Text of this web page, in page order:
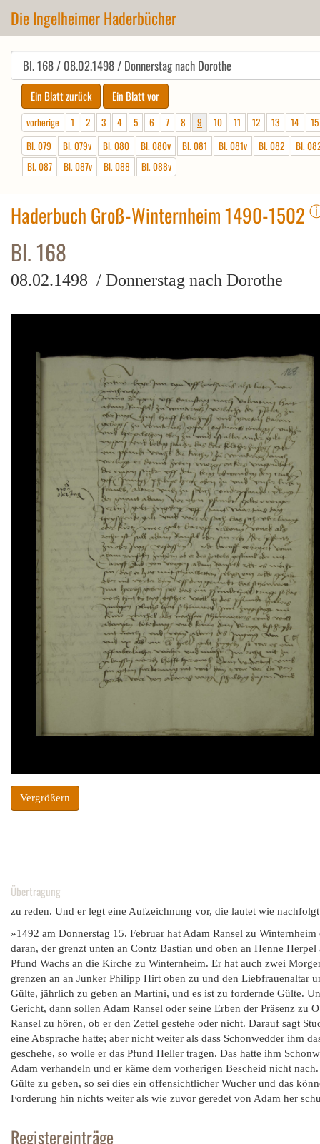
Die Ingelheimer Haderbücher
vorherige 1 2 3 4 5 6 7 8 9 10 11 12 13 14
15
Bl. 079
Bl. 079v Bl. 080 Bl. 080v Bl. 081 Bl. 081v Bl. 082
Bl.
Bl. 087
Bl. 087v Bl. 088 Bl. 088v
Haderbuch Groß-Winternheim 1490-1502
Bl. 168
08.02.1498 / Donnerstag nach Dorothe
Vergrößern
Übertragung
zu reden. Und er legt eine Aufzeichnung vor, die lautet wie
»1492 am Donnerstag 15. Februar hat Adam Ransel zu
daran, der grenzt unten an Contz Bastian und oben an Henne
Pfund Wachs an die Kirche zu Winternheim. Er hat auch zwei
grenzen an an Junker Philipp Hirt oben zu und den Liebfrauenaltar
Gülte, jährlich zu geben an Martini, und es ist zu fordernde Gülte.
Gericht, dann sollen Adam Ransel oder seine Erben der Präsenz
Ransel zu hören, ob er den Zettel gestehe oder nicht. Darauf sagt
eine Absprache hatte; aber nicht weiter als dass Schonwedder ihm
geschehe, so wolle er das Pfund Heller tragen. Das hatte ihm
Adam verhandeln und er käme dem vorherigen Bescheid nicht
Gülte zu geben, so sei dies ein offensichtlicher Wucher und das
Forderung hin nichts weiter als wie zuvor geredet von Adam her
Registereinträge